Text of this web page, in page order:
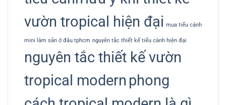
vườn tropical hiện đại mua tiểu cảnh
mini làm sẵn ở đâu tphcm nguyên tắc thiết kế tiểu cảnh hiện đại
nguyên tắc thiết kế vườn
tropical modern phong